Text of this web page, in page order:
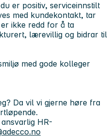
er positiv, serviceinnstilt
med kundekontakt, tar
ikke redd for å ta
lærevillig og bidrar til
med gode kolleger
Da vil vi gjerne høre fra
HR-